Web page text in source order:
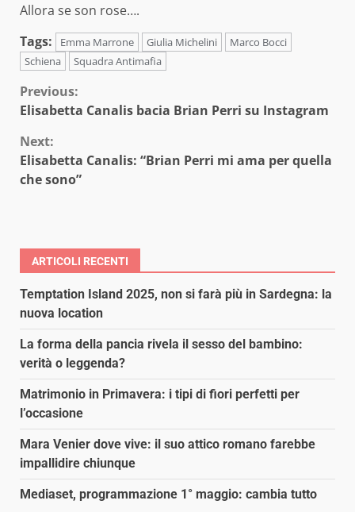
Allora se son rose….
Tags:
Emma Marrone Giulia Michelini
Marco Bocci
Schiena
Squadra Antimafia
Continue
Previous:
Elisabetta Canalis bacia Brian Perri su Instagram
Next:
Elisabetta Canalis: “Brian Perri mi ama per quella
che sono”
ARTICOLI RECENTI
Temptation Island 2025, non si farà più in Sardegna: la
nuova location
La forma della pancia rivela il sesso del bambino:
verità o leggenda?
Matrimonio in Primavera: i tipi di fiori perfetti per
l’occasione
Mara Venier dove vive: il suo attico romano farebbe
impallidire chiunque
Mediaset, programmazione 1° maggio: cambia tutto